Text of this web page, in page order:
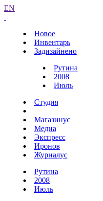
EN
Новое
Инвентарь
Задизайнено
Рутина
2008
Июль
Студия
Магазинус
Медиа
Экспресс
Иронов
Журналус
Рутина
2008
Июль